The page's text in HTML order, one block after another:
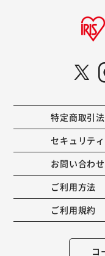
特定商取引
セキュリテ
お問い合わせ
ご利用方法
ご利用規約
コ